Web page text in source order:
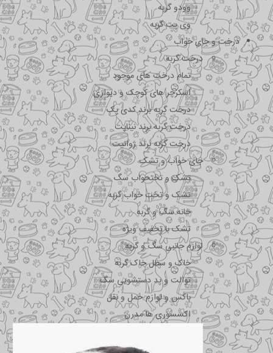
وودو گربه
وی پت گربه
درخت و جای خواب
درخت گربه
تمام درخت های موجود
اسکرچر های کوچک و دیواری
درخت گربه برند کدی پک
درخت گربه برند نیناپت
درخت گربه برند ژوانیت
جای خواب و تشک
تشک و تختحواب سگ
تشک و تخت خواب گربه
خانه سگ و گربه
تشک با تخفیف ویژه
لوازم جانبی سگ و گربه
خاک و سطل خاک گربه
توالت و پد دستشویی سگ
باکس و لوازم حمل و نقل
اکسسوری ها مدرن